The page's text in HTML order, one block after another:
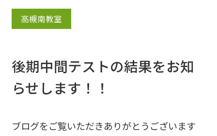
高槻南教室
後期中間テストの結果をお知
らせします！！
ブログをご覧いただきありがとうございます